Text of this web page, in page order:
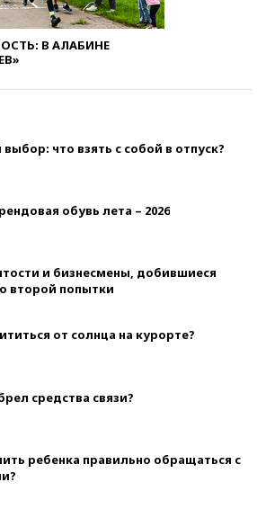
В АЛАБИНЕ
что взять с собой в отпуск?
обувь лета – 2026
и бизнесмены, добившиеся
второй попытки
от солнца на курорте?
средства связи?
ребенка правильно обращаться с